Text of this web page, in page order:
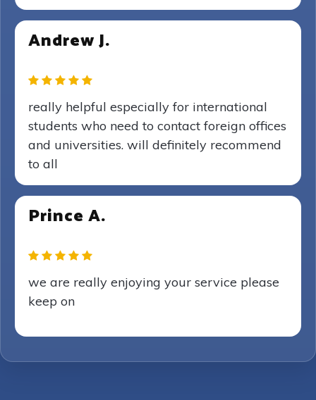
Andrew J.
really helpful especially for international
students who need to contact foreign offices
and universities. will definitely recommend
to all
Prince A.
we are really enjoying your service please
keep on